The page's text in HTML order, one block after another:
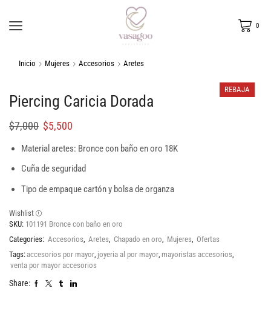
0
Inicio Mujeres Accesorios Aretes
REBAJA
Piercing Caricia Dorada
$7,000 $5,500
Material aretes: Bronce con baño en oro 18K
Cuña de seguridad
Tipo de empaque cartón y bolsa de organza
Wishlist
SKU: 101191 Bronce con baño en oro
Categories: Accesorios, Aretes, Chapado en oro, Mujeres, Ofertas
Tags: accesorios por mayor, joyeria al por mayor, mayoristas accesorios,
venta por mayor accesorios
Share: